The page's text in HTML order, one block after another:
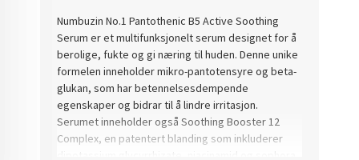
Numbuzin No.1 Pantothenic B5 Active Soothing
Serum er et multifunksjonelt serum designet for å
berolige, fukte og gi næring til huden. Denne unike
formelen inneholder mikro-pantotensyre og beta-
glukan, som har betennelsesdempende
egenskaper og bidrar til å lindre irritasjon.
Serumet inneholder også Soothing Booster 12
Complex, en patentert blanding som inkluderer